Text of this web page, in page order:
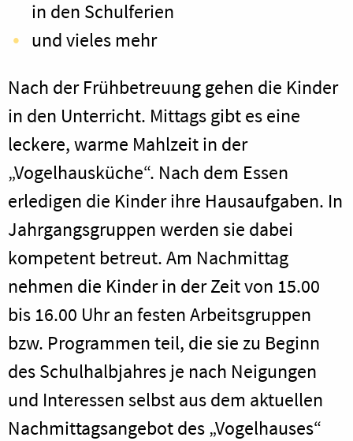
in den Schulferien
und vieles mehr
Nach der Frühbetreuung gehen die Kinder
in den Unterricht. Mittags gibt es eine
leckere, warme Mahlzeit in der
„Vogelhausküche“. Nach dem Essen
erledigen die Kinder ihre Hausaufgaben. In
Jahrgangsgruppen werden sie dabei
kompetent betreut. Am Nachmittag
nehmen die Kinder in der Zeit von 15.00
bis 16.00 Uhr an festen Arbeitsgruppen
bzw. Programmen teil, die sie zu Beginn
des Schulhalbjahres je nach Neigungen
und Interessen selbst aus dem aktuellen
Nachmittagsangebot des „Vogelhauses“